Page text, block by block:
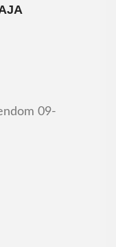
09-